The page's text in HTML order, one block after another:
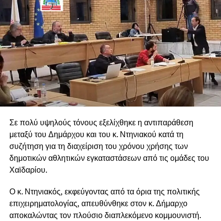
210 5616011
698 2789801
Δέχεται κατόπιν ραντεβού.
Ο Δρ. Κωνσταντίνος Ν. Δουλάκης βρίσκεται δίπλα σε
κάθε ασθενή, προσφέροντας σύγχρονες, αξιόπιστες
και εξατομικευμένες λύσεις για την υγεία και την
αισθητική του χαμόγελου, με επαγγελματισμό,
συνέπεια και σεβασμό στις ανάγκες κάθε ανθρώπου.
Σε πολύ υψηλούς τόνους εξελίχθηκε η αντιπαράθεση
μεταξύ του Δημάρχου και του κ. Ντηνιακού κατά τη
συζήτηση για τη διαχείριση του χρόνου χρήσης των
δημοτικών αθλητικών εγκαταστάσεων από τις ομάδες του
Χαϊδαρίου.
Ο κ. Ντηνιακός, εκφεύγοντας από τα όρια της πολιτικής
επιχειρηματολογίας, απευθύνθηκε στον κ. Δήμαρχο
αποκαλώντας τον πλούσιο διαπλεκόμενο κομμουνιστή.